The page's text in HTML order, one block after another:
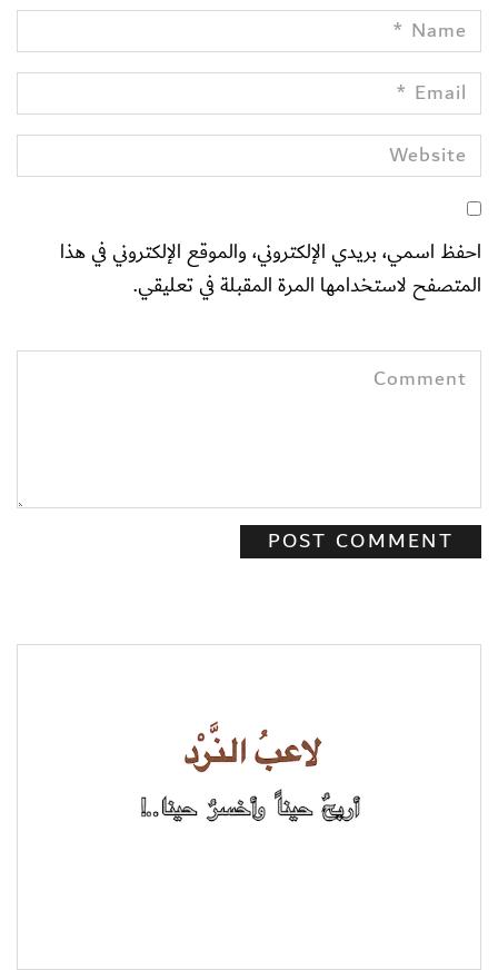
احفظ اسمي، بريدي الإلكتروني، والموقع الإلكتروني في هذا
المتصفح لاستخدامها المرة المقبلة في تعليقي.